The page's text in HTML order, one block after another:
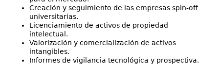
Creación y seguimiento de las empresas spin-off
universitarias.
Licenciamiento de activos de propiedad
intelectual.
Valorización y comercialización de activos
intangibles.
Informes de vigilancia tecnológica y prospectiva.